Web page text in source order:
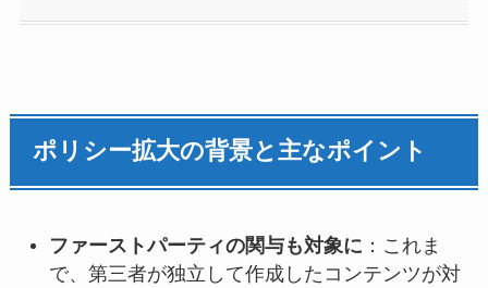
ポリシー拡大の背景と主なポイント
ファーストパーティの関与も対象に ：これま
で、第三者が独立して作成したコンテンツが対